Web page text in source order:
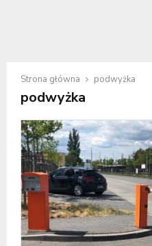
Strona główna podwyżka
podwyżka